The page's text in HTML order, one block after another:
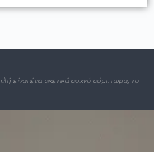
είναι ένα σχετικά συχνό σύμπτωμα, το